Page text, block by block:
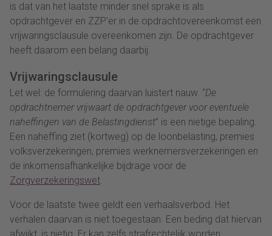
is dat van het laatste minder snel sprake is als
opdrachtgever en ZZP’er in de opdrachtovereenkomst een
vrijwaringsclausule overeenkomen zijn. De opdrachtgever
heeft daarom een belang daarbij.
Vrijwaringsclausule
Let wel: de formulering daarvan luistert nauw. “De
opdrachtnemer vrijwaart de opdrachtgever voor eventuele
naheffingen van de Belastingdienst” is een nietige bepaling.
Een naheffing ziet (kortweg) op de loonbelasting, premies
volksverzekeringen, premies werknemersverzekeringen en
de inkomensafhankelijke bijdrage voor de
Zorgverzekeringswet.
Voor de laatste twee geldt een verhaalsverbod. Het
verhalen daarvan is niet toegestaan. Een beding dat hiervan